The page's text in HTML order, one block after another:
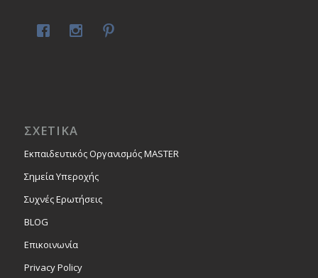
ΣΧΕΤΙΚΑ
Εκπαιδευτικός Οργανισμός MASTER
Σημεία Υπεροχής
Συχνές Ερωτήσεις
BLOG
Επικοινωνία
Privacy Policy